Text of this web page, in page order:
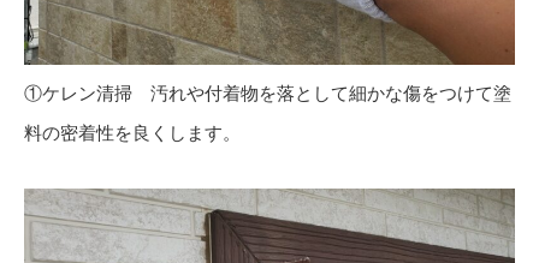
①ケレン清掃 汚れや付着物を落として細かな傷をつけて塗
料の密着性を良くします。